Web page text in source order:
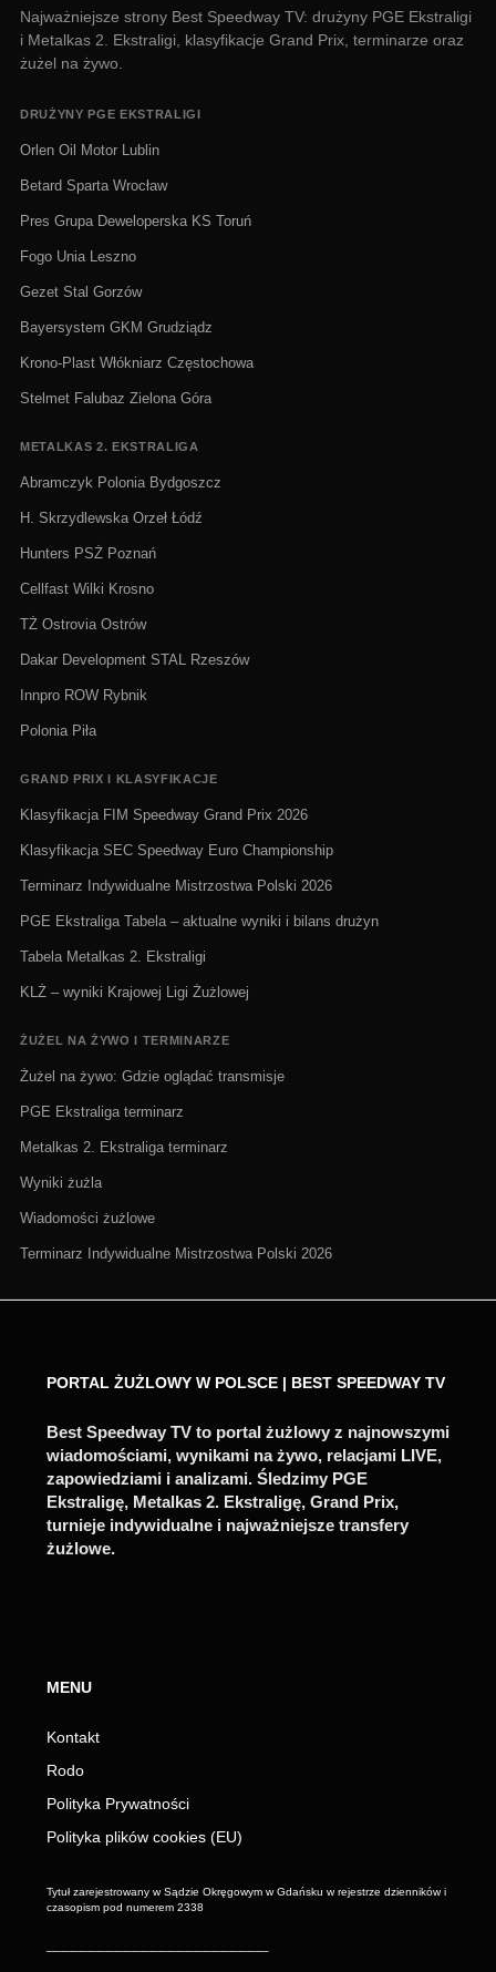
Najważniejsze strony Best Speedway TV: drużyny PGE Ekstraligi
i Metalkas 2. Ekstraligi, klasyfikacje Grand Prix, terminarze oraz
żużel na żywo.
DRUŻYNY PGE EKSTRALIGI
Orlen Oil Motor Lublin
Betard Sparta Wrocław
Pres Grupa Deweloperska KS Toruń
Fogo Unia Leszno
Gezet Stal Gorzów
Bayersystem GKM Grudziądz
Krono-Plast Włókniarz Częstochowa
Stelmet Falubaz Zielona Góra
METALKAS 2. EKSTRALIGA
Abramczyk Polonia Bydgoszcz
H. Skrzydlewska Orzeł Łódź
Hunters PSŻ Poznań
Cellfast Wilki Krosno
TŻ Ostrovia Ostrów
Dakar Development STAL Rzeszów
Innpro ROW Rybnik
Polonia Piła
GRAND PRIX I KLASYFIKACJE
Klasyfikacja FIM Speedway Grand Prix 2026
Klasyfikacja SEC Speedway Euro Championship
Terminarz Indywidualne Mistrzostwa Polski 2026
PGE Ekstraliga Tabela – aktualne wyniki i bilans drużyn
Tabela Metalkas 2. Ekstraligi
KLŻ – wyniki Krajowej Ligi Żużlowej
ŻUŻEL NA ŻYWO I TERMINARZE
Żużel na żywo: Gdzie oglądać transmisje
PGE Ekstraliga terminarz
Metalkas 2. Ekstraliga terminarz
Wyniki żużla
Wiadomości żużlowe
Terminarz Indywidualne Mistrzostwa Polski 2026
PORTAL ŻUŻLOWY W POLSCE | BEST SPEEDWAY TV
Best Speedway TV to portal żużlowy z najnowszymi
wiadomościami, wynikami na żywo, relacjami LIVE,
zapowiedziami i analizami. Śledzimy PGE
Ekstraligę, Metalkas 2. Ekstraligę, Grand Prix,
turnieje indywidualne i najważniejsze transfery
żużlowe.
MENU
Kontakt
Rodo
Polityka Prywatności
Polityka plików cookies (EU)
Tytuł zarejestrowany w Sądzie Okręgowym w Gdańsku w rejestrze dzienników i
czasopism pod numerem 2338